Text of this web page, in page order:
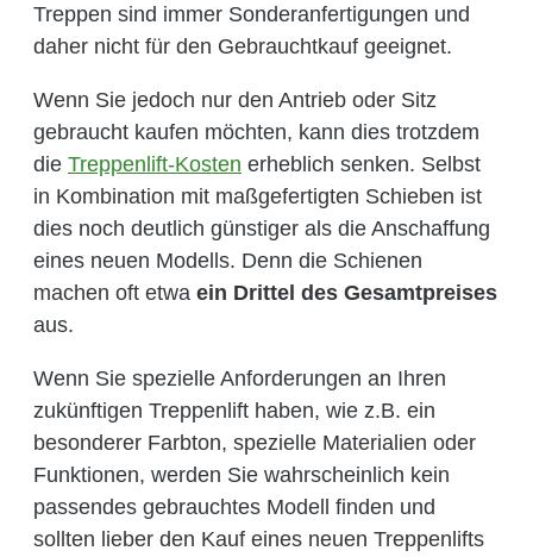
Treppen sind immer Sonderanfertigungen und
daher nicht für den Gebrauchtkauf geeignet.
Wenn Sie jedoch nur den Antrieb oder Sitz
gebraucht kaufen möchten, kann dies trotzdem
die Treppenlift-Kosten erheblich senken. Selbst
in Kombination mit maßgefertigten Schieben ist
dies noch deutlich günstiger als die Anschaffung
eines neuen Modells. Denn die Schienen
machen oft etwa ein Drittel des Gesamtpreises
aus.
Wenn Sie spezielle Anforderungen an Ihren
zukünftigen Treppenlift haben, wie z.B. ein
besonderer Farbton, spezielle Materialien oder
Funktionen, werden Sie wahrscheinlich kein
passendes gebrauchtes Modell finden und
sollten lieber den Kauf eines neuen Treppenlifts